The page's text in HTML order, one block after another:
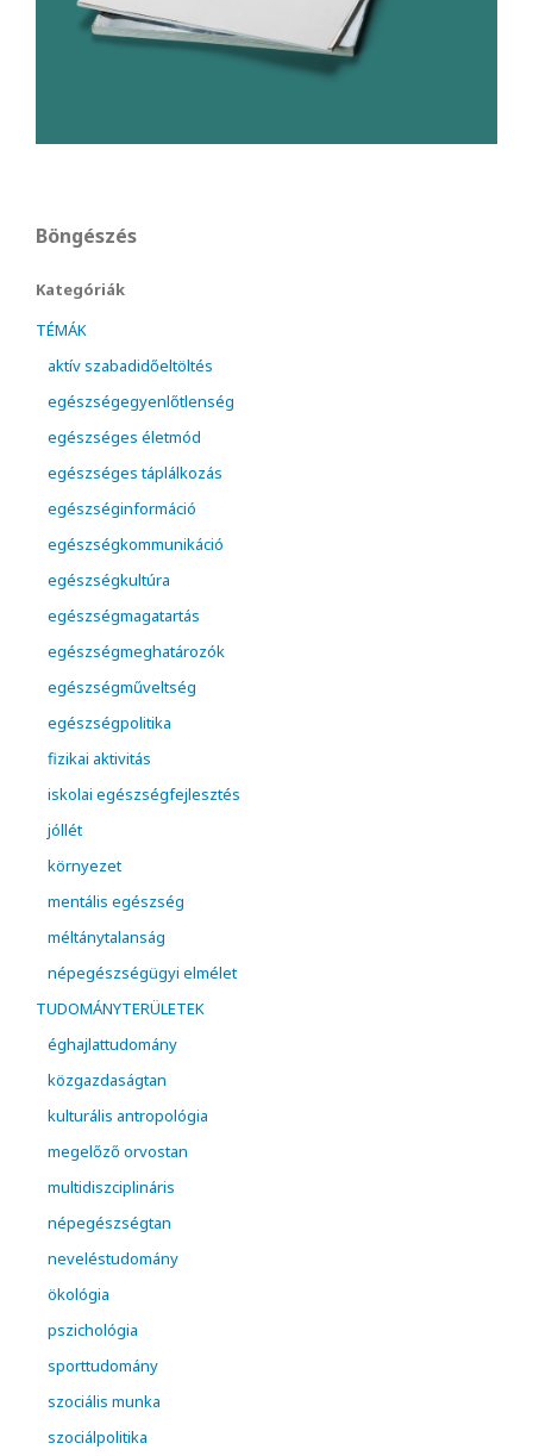
Böngészés
Kategóriák
TÉMÁK
aktív szabadidőeltöltés
egészségegyenlőtlenség
egészséges életmód
egészséges táplálkozás
egészséginformáció
egészségkommunikáció
egészségkultúra
egészségmagatartás
egészségmeghatározók
egészségműveltség
egészségpolitika
fizikai aktivitás
iskolai egészségfejlesztés
jóllét
környezet
mentális egészség
méltánytalanság
népegészségügyi elmélet
TUDOMÁNYTERÜLETEK
éghajlattudomány
közgazdaságtan
kulturális antropológia
megelőző orvostan
multidiszciplináris
népegészségtan
neveléstudomány
ökológia
pszichológia
sporttudomány
szociális munka
szociálpolitika